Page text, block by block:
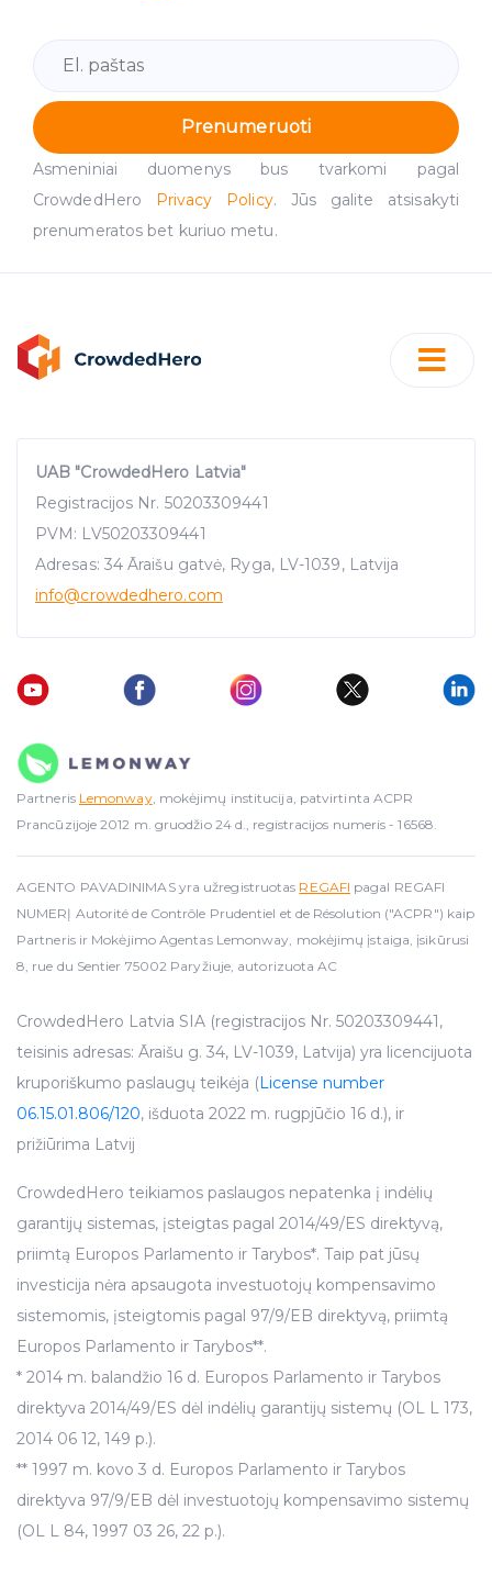
Prenumeruoti
Asmeniniai duomenys bus tvarkomi pagal
CrowdedHero Privacy Policy. Jūs galite atsisakyti
prenumeratos bet kuriuo metu.
UAB "CrowdedHero Latvia"
Registracijos Nr. 50203309441
PVM: LV50203309441
Adresas: 34 Āraišu gatvė, Ryga, LV-1039, Latvija
info@crowdedhero.com
Partneris Lemonway, mokėjimų institucija, patvirtinta ACPR
Prancūzijoje 2012 m. gruodžio 24 d., registracijos numeris - 16568.
AGENTO PAVADINIMAS yra užregistruotas REGAFI pagal REGAFI
NUMERĮ Autorité de Contrôle Prudentiel et de Résolution ("ACPR") kaip
Partneris ir Mokėjimo Agentas Lemonway, mokėjimų įstaiga, įsikūrusi
8, rue du Sentier 75002 Paryžiuje, autorizuota AC
CrowdedHero Latvia SIA (registracijos Nr. 50203309441,
teisinis adresas: Āraišu g. 34, LV-1039, Latvija) yra licencijuota
kruporiškumo paslaugų teikėja (License number
06.15.01.806/120, išduota 2022 m. rugpjūčio 16 d.), ir
prižiūrima Latvij
CrowdedHero teikiamos paslaugos nepatenka į indėlių
garantijų sistemas, įsteigtas pagal 2014/49/ES direktyvą,
priimtą Europos Parlamento ir Tarybos*. Taip pat jūsų
investicija nėra apsaugota investuotojų kompensavimo
sistemomis, įsteigtomis pagal 97/9/EB direktyvą, priimtą
Europos Parlamento ir Tarybos**.
* 2014 m. balandžio 16 d. Europos Parlamento ir Tarybos
direktyva 2014/49/ES dėl indėlių garantijų sistemų (OL L 173,
2014 06 12, 149 p.).
** 1997 m. kovo 3 d. Europos Parlamento ir Tarybos
direktyva 97/9/EB dėl investuotojų kompensavimo sistemų
(OL L 84, 1997 03 26, 22 p.).